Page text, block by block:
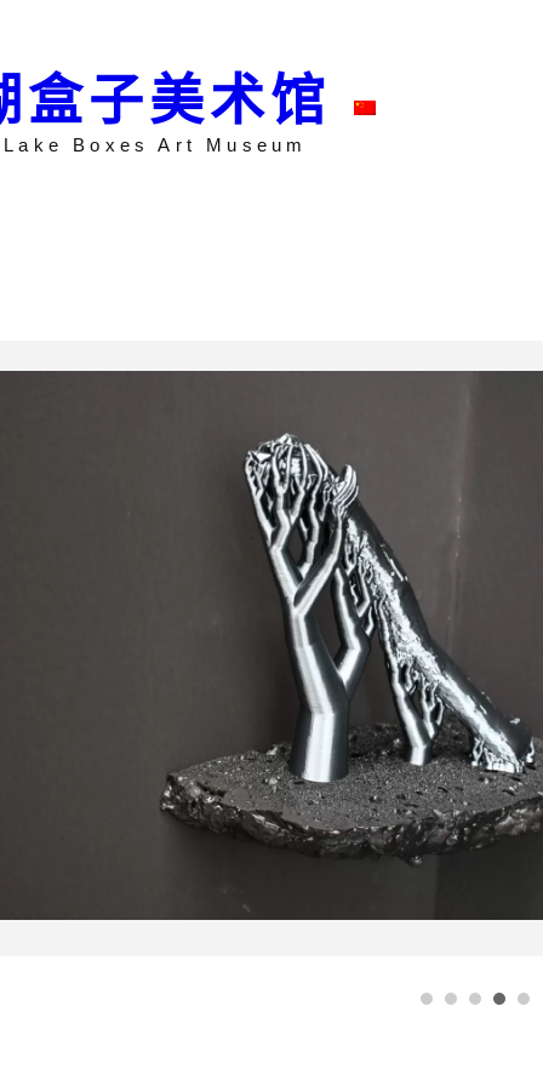
盒子美术馆
Boxes Art Museum